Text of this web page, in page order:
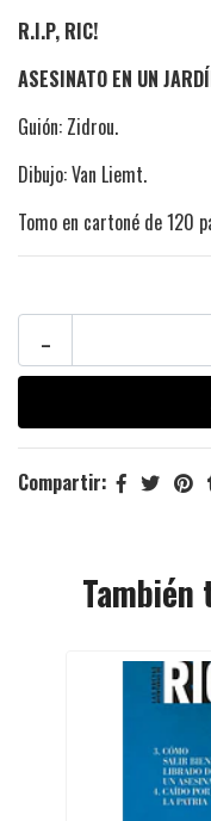
R.I.P, RIC!
ASESINATO EN UN
Guión: Zidrou.
Dibujo: Van Liemt.
Tomo en cartoné de 120
-
Compartir: